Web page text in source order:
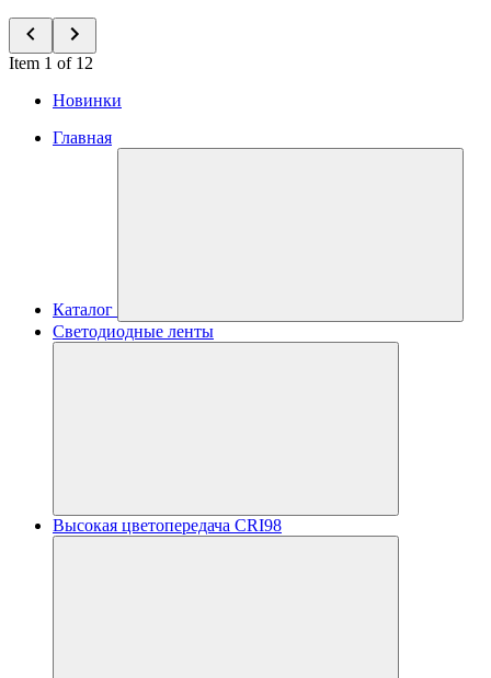
Item 1 of 12
Новинки
Главная
Каталог
Светодиодные ленты
Высокая цветопередача CRI98